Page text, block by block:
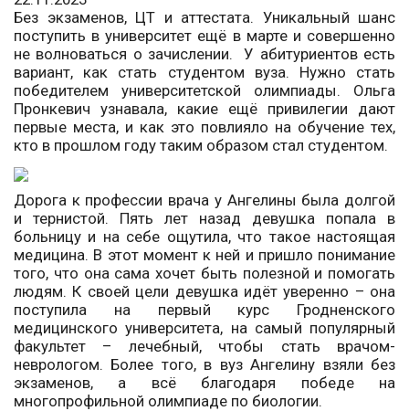
Без экзаменов, ЦТ и аттестата. Уникальный шанс
поступить в университет ещё в марте и совершенно
не волноваться о зачислении. У абитуриентов есть
вариант, как стать студентом вуза. Нужно стать
победителем университетской олимпиады. Ольга
Пронкевич узнавала, какие ещё привилегии дают
первые места, и как это повлияло на обучение тех,
кто в прошлом году таким образом стал студентом.
Дорога к профессии врача у Ангелины была долгой
и тернистой. Пять лет назад девушка попала в
больницу и на себе ощутила, что такое настоящая
медицина. В этот момент к ней и пришло понимание
того, что она сама хочет быть полезной и помогать
людям. К своей цели девушка идёт уверенно – она
поступила на первый курс Гродненского
медицинского университета, на самый популярный
факультет – лечебный, чтобы стать врачом-
неврологом. Более того, в вуз Ангелину взяли без
экзаменов, а всё благодаря победе на
многопрофильной олимпиаде по биологии.